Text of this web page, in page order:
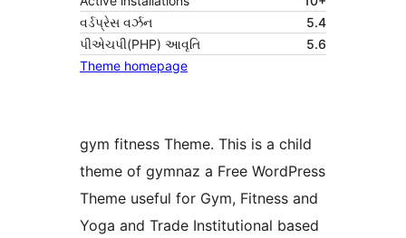
વર્ડપ્રેસ વર્ઝન
5.4
પીએચપી(PHP) આવૃતિ
5.6
Theme homepage
gym fitness Theme. This is a child
theme of gymnaz a Free WordPress
Theme useful for Gym, Fitness and
Yoga and Trade Institutional based